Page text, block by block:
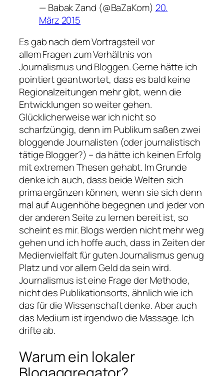
— Babak Zand (@BaZaKom) 20.
März 2015
Es gab nach dem Vortragsteil vor
allem Fragen zum Verhältnis von
Journalismus und Bloggen. Gerne hätte ich
pointiert geantwortet, dass es bald keine
Regionalzeitungen mehr gibt, wenn die
Entwicklungen so weiter gehen.
Glücklicherweise war ich nicht so
scharfzüngig, denn im Publikum saßen zwei
bloggende Journalisten (oder journalistisch
tätige Blogger?) – da hätte ich keinen Erfolg
mit extremen Thesen gehabt. Im Grunde
denke ich auch, dass beide Welten sich
prima ergänzen können, wenn sie sich denn
mal auf Augenhöhe begegnen und jeder von
der anderen Seite zu lernen bereit ist, so
scheint es mir. Blogs werden nicht mehr weg
gehen und ich hoffe auch, dass in Zeiten der
Medienvielfalt für guten Journalismus genug
Platz und vor allem Geld da sein wird.
Journalismus ist eine Frage der Methode,
nicht des Publikationsorts, ähnlich wie ich
das für die Wissenschaft denke. Aber auch
das Medium ist irgendwo die Massage. Ich
drifte ab.
Warum ein lokaler